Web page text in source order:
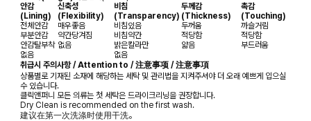
안감
(Lining)
신축성
(Flexibility)
비침
(Transparency)
두께감
(Thickness)
촉감
(Touching)
전체안감
매우좋음 비침있음 두꺼움
까슬거림
부분안감
약간당겨짐 비침약간 적당함
적당함
안감탈부착 없음 밝은칼라만 얇음
부드러움
없음
없음
취급시 주의사항 / Attention to / 注意事项 / 注意事項
상품별로 기재된 소재에 해당하는 세탁 및 관리법을 지켜주셔야 더 오래 예쁘게 입으실
수 있습니다.
클릭앤퍼니 모든 의류는 첫 세탁은 드라이크리닝을 권장합니다.
Dry Clean is recommended on the first wash.
建议在第一次洗涤时使用干洗。